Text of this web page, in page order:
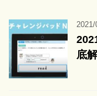
2021/
底